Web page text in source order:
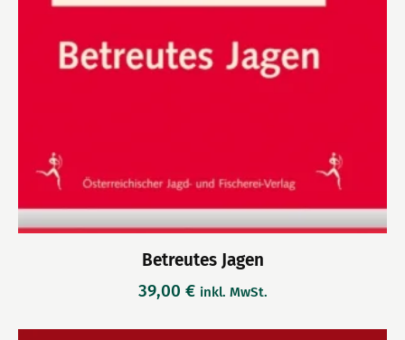
Betreutes Jagen
39,00 € inkl. MwSt.